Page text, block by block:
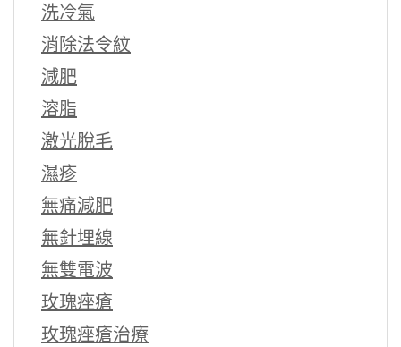
洗冷氣
消除法令紋
減肥
溶脂
激光脫毛
濕疹
無痛減肥
無針埋線
無雙電波
玫瑰痤瘡
玫瑰痤瘡治療